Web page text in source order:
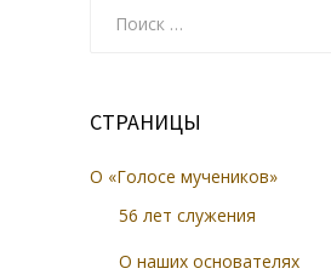
СТРАНИЦЫ
О «Голосе мучеников»
56 лет служения
О наших основателях